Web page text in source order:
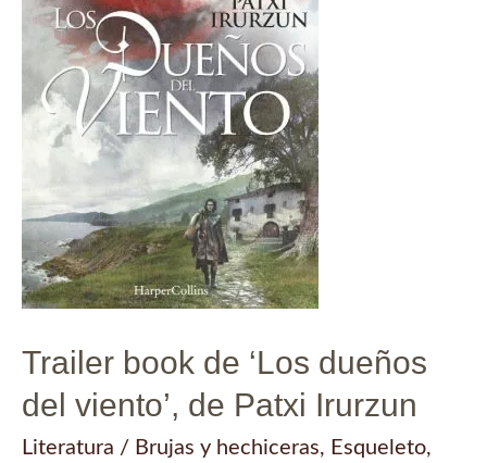
Trailer book de ‘Los dueños
del viento’, de Patxi Irurzun
Literatura / Brujas y hechiceras, Esqueleto,